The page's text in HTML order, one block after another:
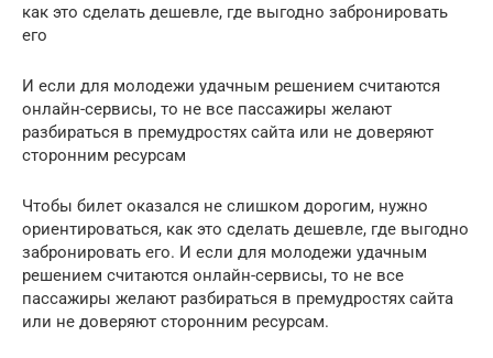
как это сделать дешевле, где выгодно забронировать
его
И если для молодежи удачным решением считаются
онлайн-сервисы, то не все пассажиры желают
разбираться в премудростях сайта или не доверяют
сторонним ресурсам
Чтобы билет оказался не слишком дорогим, нужно
ориентироваться, как это сделать дешевле, где выгодно
забронировать его. И если для молодежи удачным
решением считаются онлайн-сервисы, то не все
пассажиры желают разбираться в премудростях сайта
или не доверяют сторонним ресурсам.